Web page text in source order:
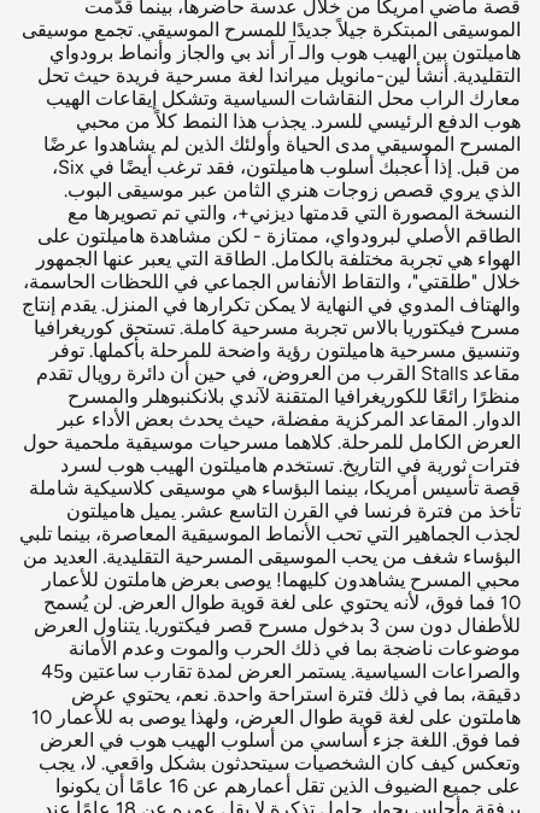
قصة ماضي أمريكا من خلال عدسة حاضرها، بينما قدَّمت
الموسيقى المبتكرة جيلاً جديدًا للمسرح الموسيقي. تجمع موسيقى
هاميلتون بين الهيب هوب والـ آر أند بي والجاز وأنماط برودواي
التقليدية. أنشأ لين-مانويل ميراندا لغة مسرحية فريدة حيث تحل
معارك الراب محل النقاشات السياسية وتشكل إيقاعات الهيب
هوب الدفع الرئيسي للسرد. يجذب هذا النمط كلاً من محبي
المسرح الموسيقي مدى الحياة وأولئك الذين لم يشاهدوا عرضًا
من قبل. إذا أعجبك أسلوب هاميلتون، فقد ترغب أيضًا في Six،
الذي يروي قصص زوجات هنري الثامن عبر موسيقى البوب.
النسخة المصورة التي قدمتها ديزني+، والتي تم تصويرها مع
الطاقم الأصلي لبرودواي، ممتازة - لكن مشاهدة هاميلتون على
الهواء هي تجربة مختلفة بالكامل. الطاقة التي يعبر عنها الجمهور
خلال "طلقتي"، والتقاط الأنفاس الجماعي في اللحظات الحاسمة،
والهتاف المدوي في النهاية لا يمكن تكرارها في المنزل. يقدم إنتاج
مسرح فيكتوريا بالاس تجربة مسرحية كاملة. تستحق كوريغرافيا
وتنسيق مسرحية هاميلتون رؤية واضحة للمرحلة بأكملها. توفر
مقاعد Stalls القرب من العروض، في حين أن دائرة رويال تقدم
منظرًا رائعًا للكوريغرافيا المتقنة لآندي بلانكنبوهلر والمسرح
الدوار. المقاعد المركزية مفضلة، حيث يحدث بعض الأداء عبر
العرض الكامل للمرحلة. كلاهما مسرحيات موسيقية ملحمية حول
فترات ثورية في التاريخ. تستخدم هاميلتون الهيب هوب لسرد
قصة تأسيس أمريكا، بينما البؤساء هي موسيقى كلاسيكية شاملة
تأخذ من فترة فرنسا في القرن التاسع عشر. يميل هاميلتون
لجذب الجماهير التي تحب الأنماط الموسيقية المعاصرة، بينما تلبي
البؤساء شغف من يحب الموسيقى المسرحية التقليدية. العديد من
محبي المسرح يشاهدون كليهما! يوصى بعرض هاملتون للأعمار
10 فما فوق، لأنه يحتوي على لغة قوية طوال العرض. لن يُسمح
للأطفال دون سن 3 بدخول مسرح قصر فيكتوريا. يتناول العرض
موضوعات ناضجة بما في ذلك الحرب والموت وعدم الأمانة
والصراعات السياسية. يستمر العرض لمدة تقارب ساعتين و45
دقيقة، بما في ذلك فترة استراحة واحدة. نعم، يحتوي عرض
هاملتون على لغة قوية طوال العرض، ولهذا يوصى به للأعمار 10
فما فوق. اللغة جزء أساسي من أسلوب الهيب هوب في العرض
وتعكس كيف كان الشخصيات سيتحدثون بشكل واقعي. لا، يجب
على جميع الضيوف الذين تقل أعمارهم عن 16 عامًا أن يكونوا